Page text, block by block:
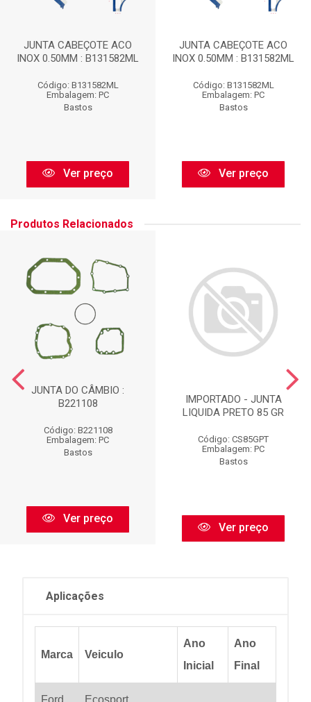
JUNTA CABEÇOTE ACO
INOX 0.50MM : B131582ML
Código: B131582ML
Embalagem: PC
Bastos
Ver preço
JUNTA CABEÇOTE ACO
INOX 0.50MM : B131582ML
Código: B131582ML
Embalagem: PC
Bastos
Ver preço
Produtos Relacionados
JUNTA DO CÂMBIO :
B221108
Código: B221108
Embalagem: PC
Bastos
Ver preço
IMPORTADO - JUNTA
LIQUIDA PRETO 85 GR
Código: CS85GPT
Embalagem: PC
Bastos
Ver preço
Aplicações
Marca Veiculo
Ano
Inicial
Ano
Final
Ford Ecosport